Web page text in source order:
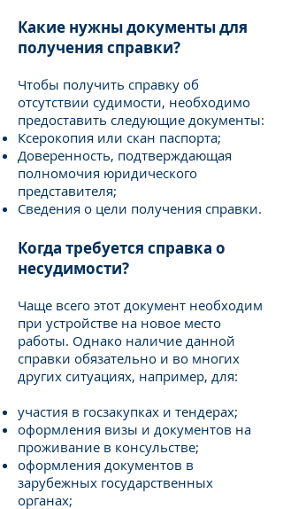
Какие нужны документы для
получения справки?
Чтобы получить справку об
отсутствии судимости, необходимо
предоставить следующие документы:
Ксерокопия или скан паспорта;
Доверенность, подтверждающая
полномочия юридического
представителя;
Сведения о цели получения справки.
Когда требуется справка о
несудимости?
Чаще всего этот документ необходим
при устройстве на новое место
работы. Однако наличие данной
справки обязательно и во многих
других ситуациях, например, для:
участия в госзакупках и тендерах;
оформления визы и документов на
проживание в консульстве;
оформления документов в
зарубежных государственных
органах;